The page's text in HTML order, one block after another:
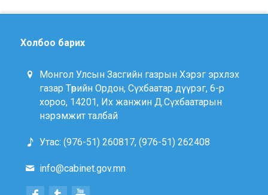
Холбоо барих
Монгол Улсын Засгийн газрын Хэрэг эрхлэх
газар Төрийн Ордон, Сүхбаатар дүүрэг, 6-р
хороо, 14201, Их жанжин Д.Сүхбаатарын
нэрэмжит талбай
Утас: (976-51) 260817, (976-51) 262408
info@cabinet.gov.mn